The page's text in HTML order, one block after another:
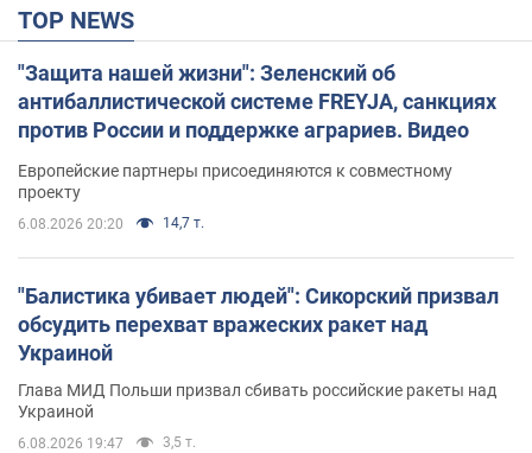
TOP NEWS
"Защита нашей жизни": Зеленский об
антибаллистической системе FREYJA, санкциях
против России и поддержке аграриев. Видео
Европейские партнеры присоединяются к совместному
проекту
6.08.2026 20:20 14,7 т.
"Балистика убивает людей": Сикорский призвал
обсудить перехват вражеских ракет над
Украиной
Глава МИД Польши призвал сбивать российские ракеты над
Украиной
6.08.2026 19:47 3,5 т.